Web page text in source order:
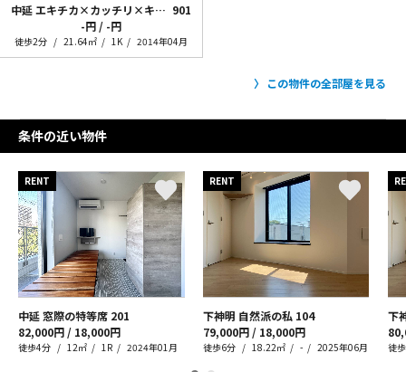
中延 エキチカ×カッチリ×キレイメ1K 901
-円 / -円
徒歩2分 21.64㎡ 1K 2014年04月
この物件の全部屋を見る
条件の近い物件
RENT
中延 窓際の特等席 201
82,000円 / 18,000円
徒歩4分 12㎡ 1R 2024年01月
RENT
下神明 自然派の私 104
79,000円 / 18,000円
徒歩6分 18.22㎡ - 2025年06月
下
徒